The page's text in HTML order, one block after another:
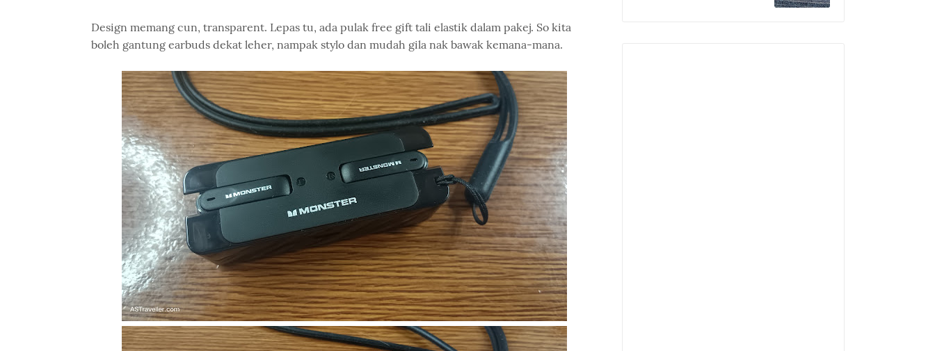
Design memang cun, transparent. Lepas tu, ada pulak free gift tali elastik dalam pakej. So kita
boleh gantung earbuds dekat leher, nampak stylo dan mudah gila nak bawak kemana-mana.